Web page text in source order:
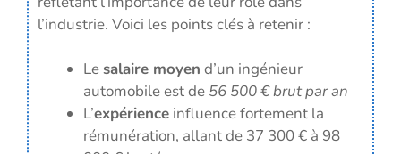
l’industrie. Voici les points clés à retenir :
Lesalaire moyen d’un ingénieur
automobile est de 56 500 € brut par an
L’expérience influence fortement la
rémunération, allant de 37 300 € à 98